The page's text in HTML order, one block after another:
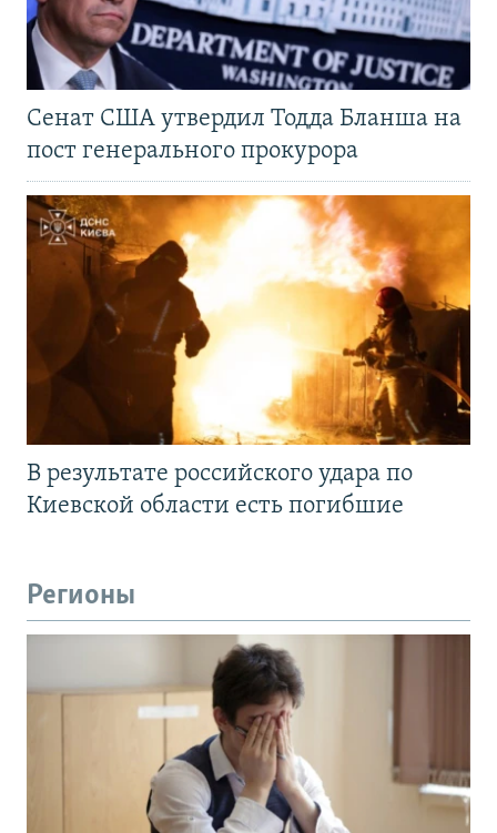
Сенат США утвердил Тодда Бланша на
пост генерального прокурора
В результате российского удара по
Киевской области есть погибшие
Регионы